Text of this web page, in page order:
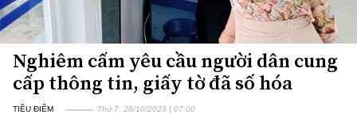
Nghiêm cấm yêu cầu người dân cung
cấp thông tin, giấy tờ đã số hóa
TIÊU ĐIỂM Thứ 7, 28/10/2023 | 07:00